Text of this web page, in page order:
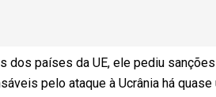
dos países da UE, ele pediu
pelo ataque à Ucrânia há quase